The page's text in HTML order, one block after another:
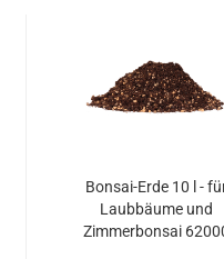
Bonsai-Erde 10 l -
Laubbäume und
Zimmerbonsai